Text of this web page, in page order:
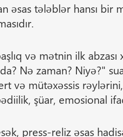
əsas tələblər hansı bir
və mətnin ilk abzası
Nə zaman? Niyə?"
və mütəxəssis
şüar, emosional
press-reliz əsas